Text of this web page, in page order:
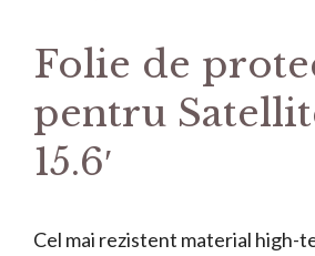
Folie de
pentru
15.6′
Cel mai rezistent material high-